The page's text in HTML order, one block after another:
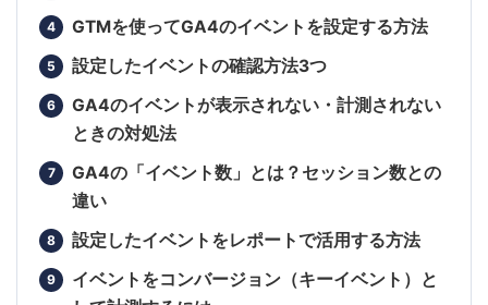
GTMを使ってGA4のイベントを設定する方法
設定したイベントの確認方法3つ
GA4のイベントが表示されない・計測されない
ときの対処法
GA4の「イベント数」とは？セッション数との
違い
設定したイベントをレポートで活用する方法
イベントをコンバージョン（キーイベント）と